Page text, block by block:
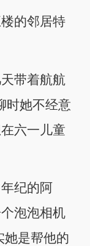
的邻居特
带着航航
时她不经意
六一儿童
纪的阿
泡泡相机
她是帮他的